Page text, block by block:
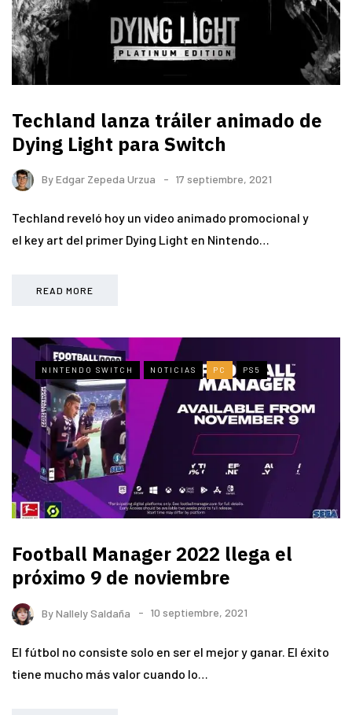
Techland lanza tráiler animado de
Dying Light para Switch
ByEdgar Zepeda Urzua 17 septiembre, 2021
Techland reveló hoy un video animado promocional y
el key art del primer Dying Light en Nintendo…
READ MORE
NINTENDO SWITCH NOTICIAS PC PS5
Football Manager 2022 llega el
próximo 9 de noviembre
ByNallely Saldaña 10 septiembre, 2021
El fútbol no consiste solo en ser el mejor y ganar. El éxito
tiene mucho más valor cuando lo…